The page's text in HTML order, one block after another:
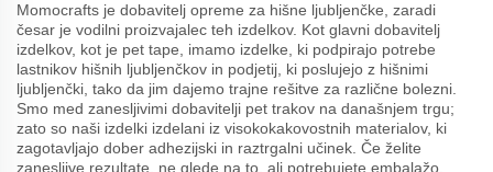
Momocrafts je dobavitelj opreme za hišne ljubljenčke, zaradi
česar je vodilni proizvajalec teh izdelkov. Kot glavni dobavitelj
izdelkov, kot je pet tape, imamo izdelke, ki podpirajo potrebe
lastnikov hišnih ljubljenčkov in podjetij, ki poslujejo z hišnimi
ljubljenčki, tako da jim dajemo trajne rešitve za različne bolezni.
Smo med zanesljivimi dobavitelji pet trakov na današnjem trgu;
zato so naši izdelki izdelani iz visokokakovostnih materialov, ki
zagotavljajo dober adhezijski in raztrgalni učinek. Če želite
zanesljive rezultate, ne glede na to, ali potrebujete embalažo,